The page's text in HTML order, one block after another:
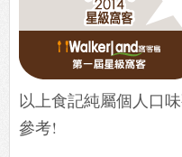
以上食記純屬個人口
參考!